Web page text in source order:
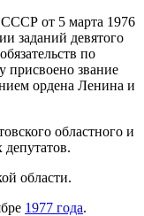
от 5 марта 1976
заданий девятого
по
присвоено звание
ордена Ленина и
областного и
депутатов.
области.
1977 года.